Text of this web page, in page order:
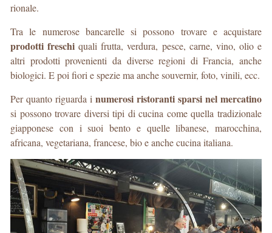
rionale.
Tra le numerose bancarelle si possono trovare e acquistare
prodotti freschi quali frutta, verdura, pesce, carne, vino, olio e
altri prodotti provenienti da diverse regioni di Francia, anche
biologici. E poi fiori e spezie ma anche souvernir, foto, vinili, ecc.
Per quanto riguarda i numerosi ristoranti sparsi nel mercatino
si possono trovare diversi tipi di cucina come quella tradizionale
giapponese con i suoi bento e quelle libanese, marocchina,
africana, vegetariana, francese, bio e anche cucina italiana.